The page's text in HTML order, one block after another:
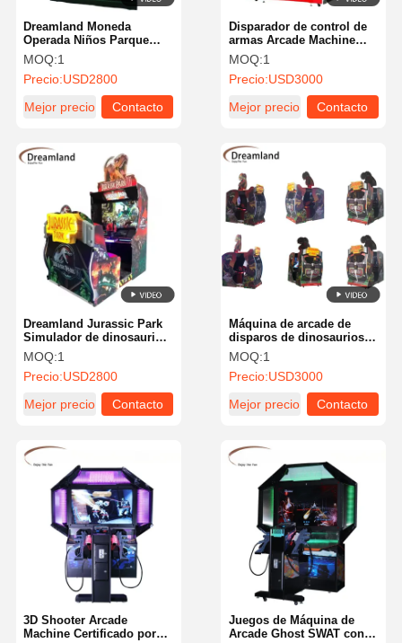
Inicio Productos Videos
Sobre
Nosotros
Disparador de control de
armas Arcade Machine
500w Power Simulador de
tiro de Jurassic operado
por monedas para
parques de diversiones y
salas de juegos
MOQ:1
Precio:USD3000
Mejor precio
Contacto
Dreamland Moneda
Operada Niños Parque
Jurásico Disparar con
armas de fuego Máquina
de juego doble jugador
Disparador Máquina de
arcade En centros de
juegos comerciales
MOQ:1
Precio:USD2800
Mejor precio
Contacto
Máquina de arcade de
disparos de dinosaurios
operada con monedas de
metal para parques de
atracciones y arcades de
juegos que requieren
máquinas duraderas
MOQ:1
Precio:USD3000
Mejor precio
Contacto
Dreamland Jurassic Park
Simulador de dinosaurios
Moneda Operada Video
Juego de disparos de
arcade Ofreciendo
integración del idioma
inglés sin fisuras para
retos de disparo
de atracciones
MOQ:1
Precio:USD2800
Mejor precio
Contacto
Juegos de Máquina de
Arcade Ghost SWAT con
3D Shooter Arcade
Machine Certificado por